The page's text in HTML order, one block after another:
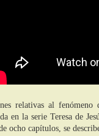
relativas al
en la serie Teresa de
ocho capítulos, se